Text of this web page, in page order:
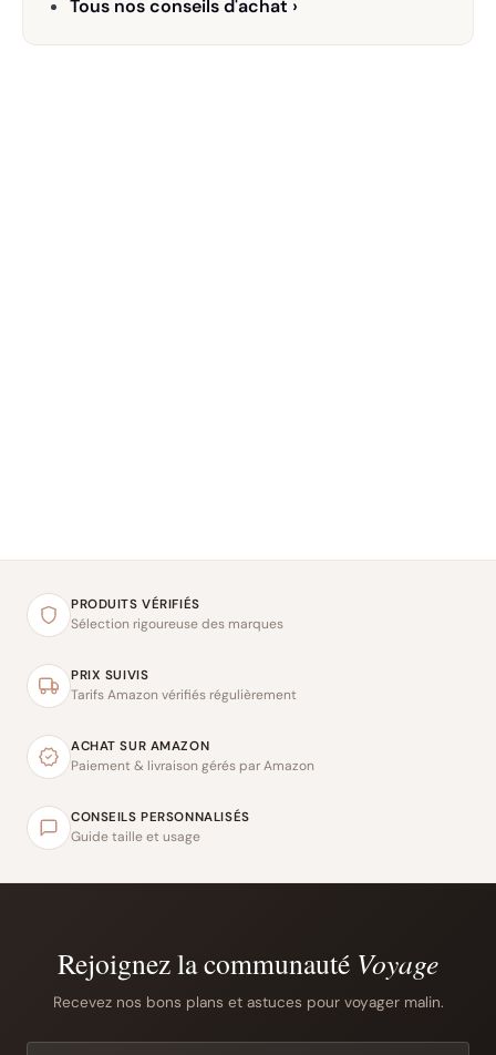
Tous nos conseils d'achat ›
PRODUITS VÉRIFIÉS
Sélection rigoureuse des marques
PRIX SUIVIS
Tarifs Amazon vérifiés régulièrement
ACHAT SUR AMAZON
Paiement & livraison gérés par Amazon
CONSEILS PERSONNALISÉS
Guide taille et usage
Rejoignez la communauté Voyage
Recevez nos bons plans et astuces pour voyager malin.